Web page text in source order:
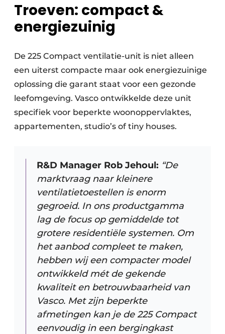
Troeven: compact &
energiezuinig
De 225 Compact ventilatie-unit is niet alleen
een uiterst compacte maar ook energiezuinige
oplossing die garant staat voor een gezonde
leefomgeving. Vasco ontwikkelde deze unit ​
specifiek voor beperkte woonoppervlaktes,
appartementen, studio’s of tiny houses.
R&D Manager Rob Jehoul: “De
marktvraag naar kleinere
ventilatietoestellen is enorm
gegroeid. In ons productgamma
lag de focus op gemiddelde tot
grotere residentiële systemen. Om
het aanbod compleet te maken,
hebben wij een compacter model
ontwikkeld mét de gekende
kwaliteit en betrouwbaarheid van
Vasco. Met zijn beperkte
afmetingen kan je de 225 Compact
eenvoudig in een bergingkast